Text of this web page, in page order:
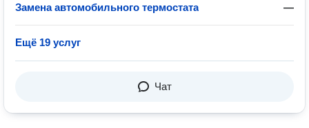
Замена автомобильного термостата —
Ещё 19 услуг
Чат